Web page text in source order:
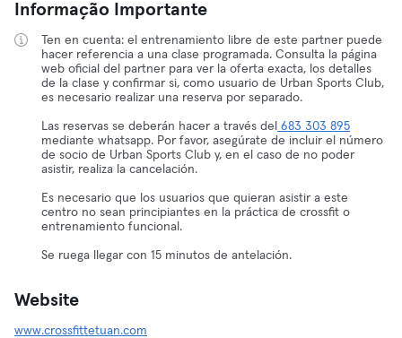
Informação Importante
Ten en cuenta: el entrenamiento libre de este partner puede
hacer referencia a una clase programada. Consulta la página
web oficial del partner para ver la oferta exacta, los detalles
de la clase y confirmar si, como usuario de Urban Sports Club,
es necesario realizar una reserva por separado.
Las reservas se deberán hacer a través del 683 303 895
mediante whatsapp. Por favor, asegúrate de incluir el número
de socio de Urban Sports Club y, en el caso de no poder
asistir, realiza la cancelación.
Es necesario que los usuarios que quieran asistir a este
centro no sean principiantes en la práctica de crossfit o
entrenamiento funcional.
Se ruega llegar con 15 minutos de antelación.
Website
www.crossfittetuan.com